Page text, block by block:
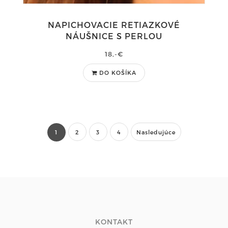
NAPICHOVACIE RETIAZKOVÉ
NÁUŠNICE S PERLOU
18,-€
DO KOŠÍKA
1 2 3 4 Nasledujúce
KONTAKT